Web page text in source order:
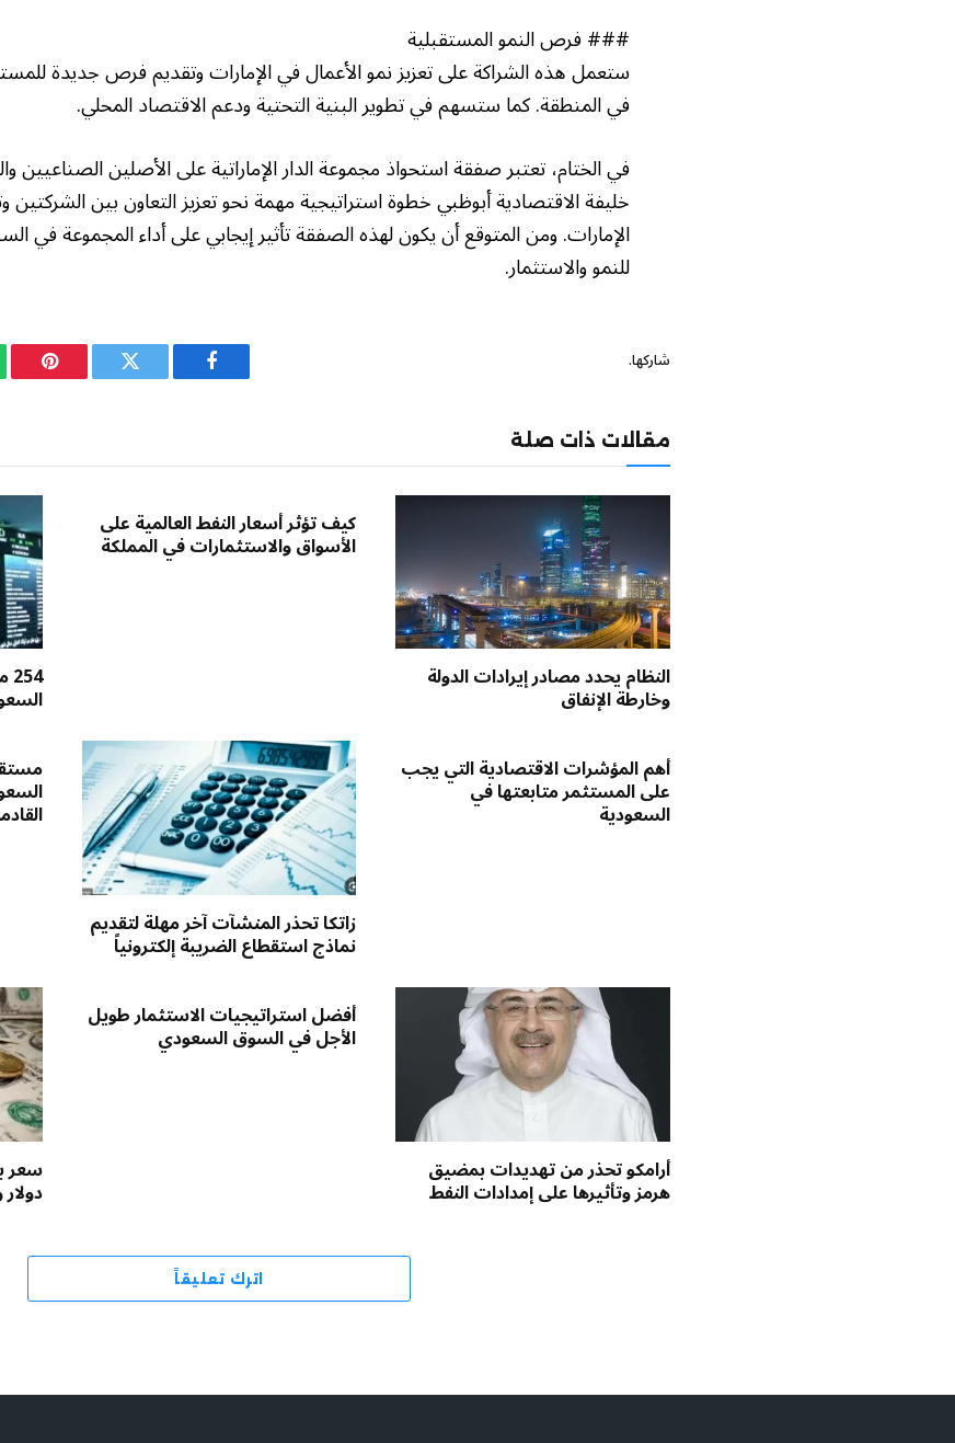
### فرص النمو المستقبلية
ستعمل هذه الشراكة على تعزيز نمو الأعمال في الإمارات وتقديم فرص جديدة
في المنطقة. كما ستسهم في تطوير البنية التحتية ودعم الاقتصاد المحلي.
في الختام، تعتبر صفقة استحواذ مجموعة الدار الإماراتية على الأصلين
خليفة الاقتصادية أبوظبي خطوة استراتيجية مهمة نحو تعزيز التعاون بين الشركتين
الإمارات. ومن المتوقع أن يكون لهذه الصفقة تأثير إيجابي على أداء المجموعة
للنمو والاستثمار.
شاركها.
فيسبوك تويتر
مقالات ذات صلة
النظام يحدد مصادر إيرادات الدولة
وخارطة الإنفاق
كيف تؤثر أسعار النفط العالمية على
الأسواق والاستثمارات في المملكة
أهم المؤشرات الاقتصادية التي يجب
على المستثمر متابعتها في
السعودية
زاتكا تحذر المنشآت آخر مهلة لتقديم
نماذج استقطاع الضريبة إلكترونياً
أرامكو تحذر من تهديدات بمضيق
هرمز وتأثيرها على إمدادات النفط
أفضل استراتيجيات الاستثمار طويل
الأجل في السوق السعودي
اترك تعليقاً